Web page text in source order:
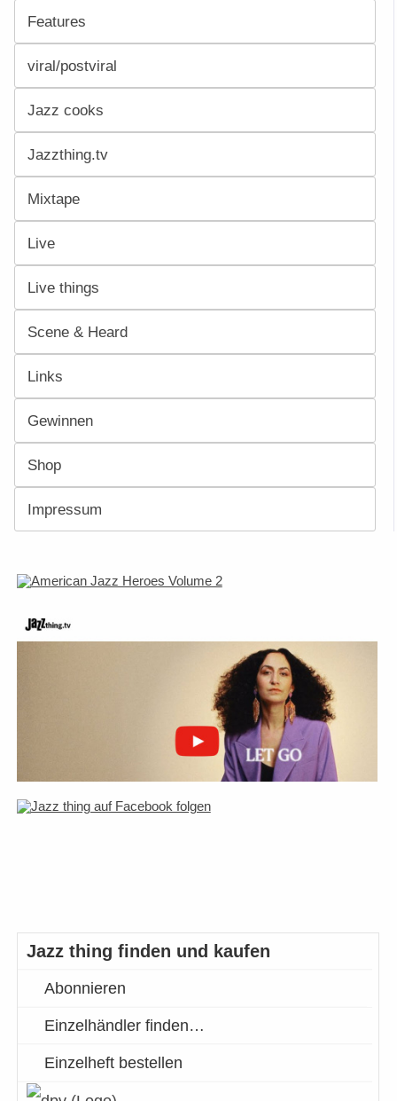
Features
viral/postviral
Jazz cooks
Jazzthing.tv
Mixtape
Live
Live things
Scene & Heard
Links
Gewinnen
Shop
Impressum
Jazz thing finden und kaufen
Abonnieren
Einzelhändler finden…
Einzelheft bestellen